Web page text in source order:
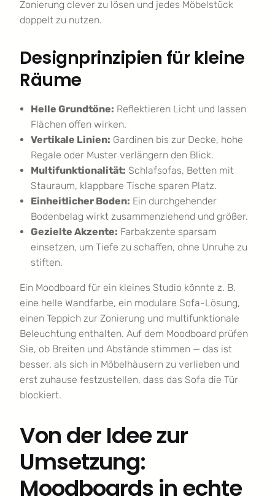
Zonierung clever zu lösen und jedes Möbelstück
doppelt zu nutzen.
Designprinzipien für kleine
Räume
Helle Grundtöne: Reflektieren Licht und lassen
Flächen offen wirken.
Vertikale Linien: Gardinen bis zur Decke, hohe
Regale oder Muster verlängern den Blick.
Multifunktionalität: Schlafsofas, Betten mit
Stauraum, klappbare Tische sparen Platz.
Einheitlicher Boden: Ein durchgehender
Bodenbelag wirkt zusammenziehend und größer.
Gezielte Akzente: Farbakzente sparsam
einsetzen, um Tiefe zu schaffen, ohne Unruhe zu
stiften.
Ein Moodboard für ein kleines Studio könnte z. B.
eine helle Wandfarbe, ein modulare Sofa-Lösung,
einen Teppich zur Zonierung und multifunktionale
Beleuchtung enthalten. Auf dem Moodboard prüfen
Sie, ob Breiten und Abstände stimmen — das ist
besser, als sich in Möbelhäusern zu verlieben und
erst zuhause festzustellen, dass das Sofa die Tür
blockiert.
Von der Idee zur
Umsetzung:
Moodboards in echte